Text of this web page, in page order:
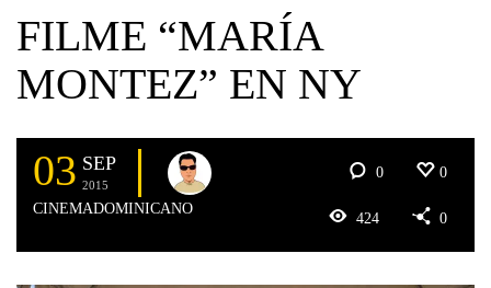
FILME “MARÍA
MONTEZ” EN NY
03 SEP
2015
CINEMADOMINICANO
0 0
424 0